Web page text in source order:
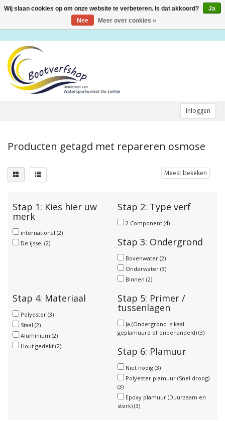
Inloggen
Toggle
Producten getagd met repareren osmose
Meest bekeken
Stap 1: Kies hier uw
merk
international (2)
De ijssel (2)
Stap 2: Type verf
2 Component (4)
Stap 3: Ondergrond
Bovenwater (2)
Onderwater (3)
Binnen (2)
Stap 4: Materiaal
Polyester (3)
Staal (2)
Aluminium (2)
Hout gedekt (2)
Stap 5: Primer /
tussenlagen
Ja (Ondergrond is kaal
geplamuurd of onbehandeld) (3)
Stap 6: Plamuur
Niet nodig (3)
Polyester plamuur (Snel droog)
(3)
Epoxy plamuur (Duurzaam en
sterk) (3)
Wij slaan cookies op om onze website te verbeteren. Is dat akkoord?
Ja
Nee
Meer over cookies »